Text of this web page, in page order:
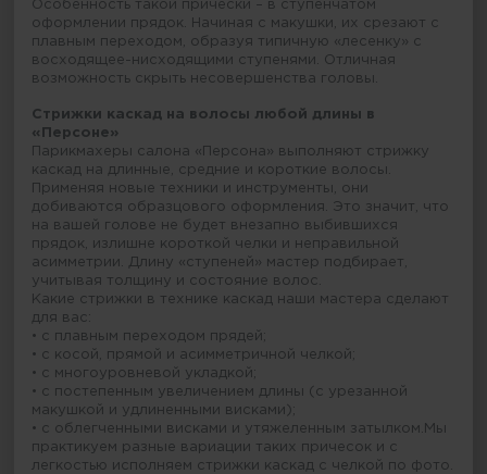
Особенность такой прически – в ступенчатом
оформлении прядок. Начиная с макушки, их срезают с
плавным переходом, образуя типичную «лесенку» с
восходящее-нисходящими ступенями. Отличная
возможность скрыть несовершенства головы.
Стрижки каскад на волосы любой длины в
«Персоне»
Парикмахеры салона «Персона» выполняют стрижку
каскад на длинные, средние и короткие волосы.
Применяя новые техники и инструменты, они
добиваются образцового оформления. Это значит, что
на вашей голове не будет внезапно выбившихся
прядок, излишне короткой челки и неправильной
асимметрии. Длину «ступеней» мастер подбирает,
учитывая толщину и состояние волос.
Какие стрижки в технике каскад наши мастера сделают
для вас:
• с плавным переходом прядей;
• с косой, прямой и асимметричной челкой;
• с многоуровневой укладкой;
• с постепенным увеличением длины (с урезанной
макушкой и удлиненными висками);
• с облегченными висками и утяжеленным затылком.Мы
практикуем разные вариации таких причесок и с
легкостью исполняем стрижки каскад с челкой по фото.